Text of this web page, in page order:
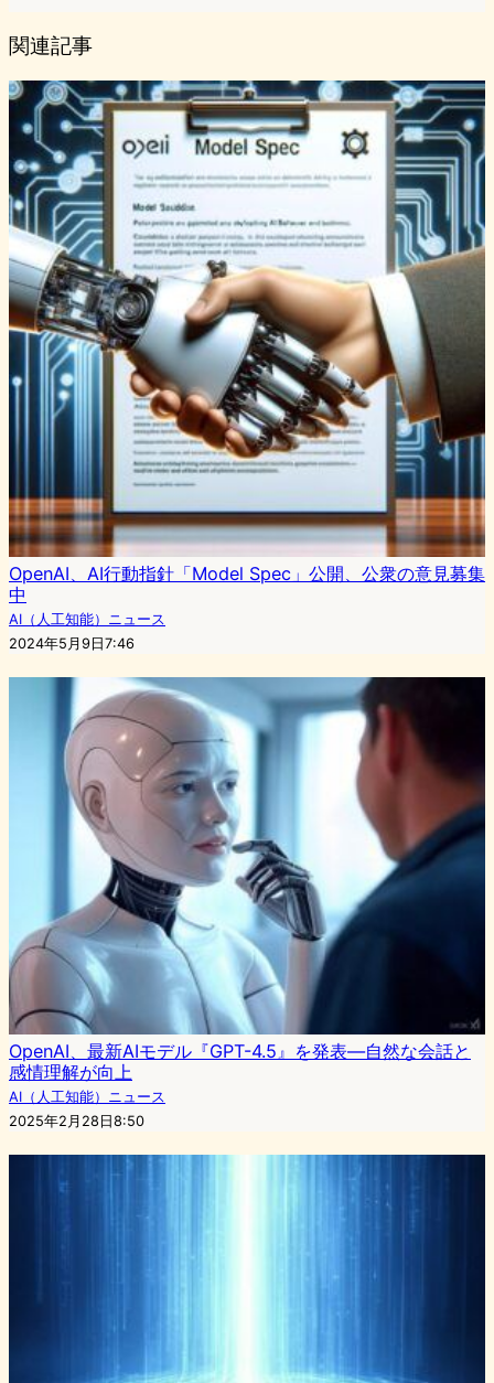
関連記事
OpenAI、AI行動指針「Model Spec」公開、公衆の意見募集
中
AI（人工知能）ニュース
2024年5月9日7:46
OpenAI、最新AIモデル『GPT-4.5』を発表—自然な会話と
感情理解が向上
AI（人工知能）ニュース
2025年2月28日8:50